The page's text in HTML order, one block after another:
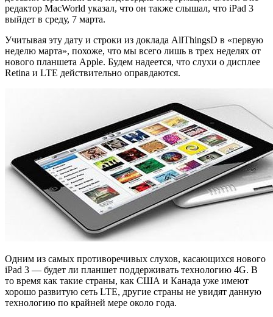
редактор MacWorld указал, что он также слышал, что iPad 3
выйдет в среду, 7 марта.
Учитывая эту дату и строки из доклада AllThingsD в «первую
неделю марта», похоже, что мы всего лишь в трех неделях от
нового планшета Apple. Будем надеется, что слухи о дисплее
Retina и LTE действительно оправдаются.
Одним из самых противоречивых слухов, касающихся нового
iPad 3 — будет ли планшет поддерживать технологию 4G. В
то время как такие страны, как США и Канада уже имеют
хорошо развитую сеть LTE, другие страны не увидят данную
технологию по крайней мере около года.